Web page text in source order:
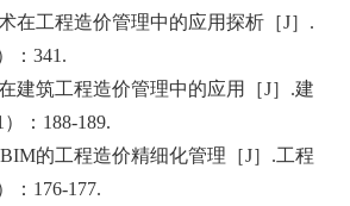
在工程造价管理中的应用探析［J］.
：341.
建筑工程造价管理中的应用［J］.建
：188-189.
的工程造价精细化管理［J］.工程
：176-177.